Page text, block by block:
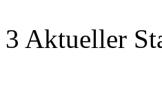
3 Aktueller